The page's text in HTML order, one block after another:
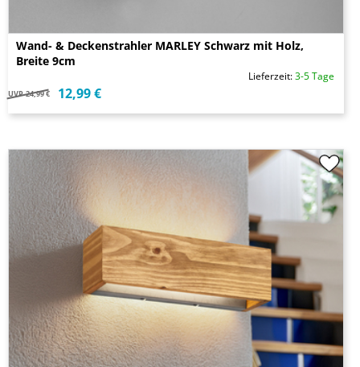
Wand- & Deckenstrahler MARLEY Schwarz mit Holz,
Breite 9cm
Lieferzeit:3-5 Tage
UVP 24,99 € 12,99 €